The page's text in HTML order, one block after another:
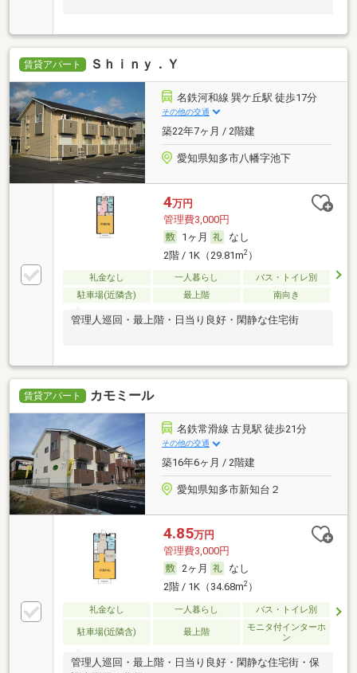
賃貸アパート Ｓｈｉｎｙ．Ｙ
名鉄河和線 巽ケ丘駅 徒歩17分
その他の交通
築22年7ヶ月 / 2階建
愛知県知多市八幡字池下
4万円
管理費3,000円
1ヶ月
なし
2階 / 1K（29.81m2）
礼金なし 一人暮らし
バス・トイレ別
駐車場(近隣含)
最上階 南向き
管理人巡回・最上階・日当り良好・閑静な住宅街
賃貸アパート カモミール
名鉄常滑線 古見駅 徒歩21分
その他の交通
築16年6ヶ月 / 2階建
愛知県知多市新知台２
4.85万円
管理費3,000円
2ヶ月
なし
2階 / 1K（34.68m2）
礼金なし 一人暮らし バス・トイレ別
駐車場(近隣含) 最上階
モニタ付インターホ
ン
管理人巡回・最上階・日当り良好・閑静な住宅街・保